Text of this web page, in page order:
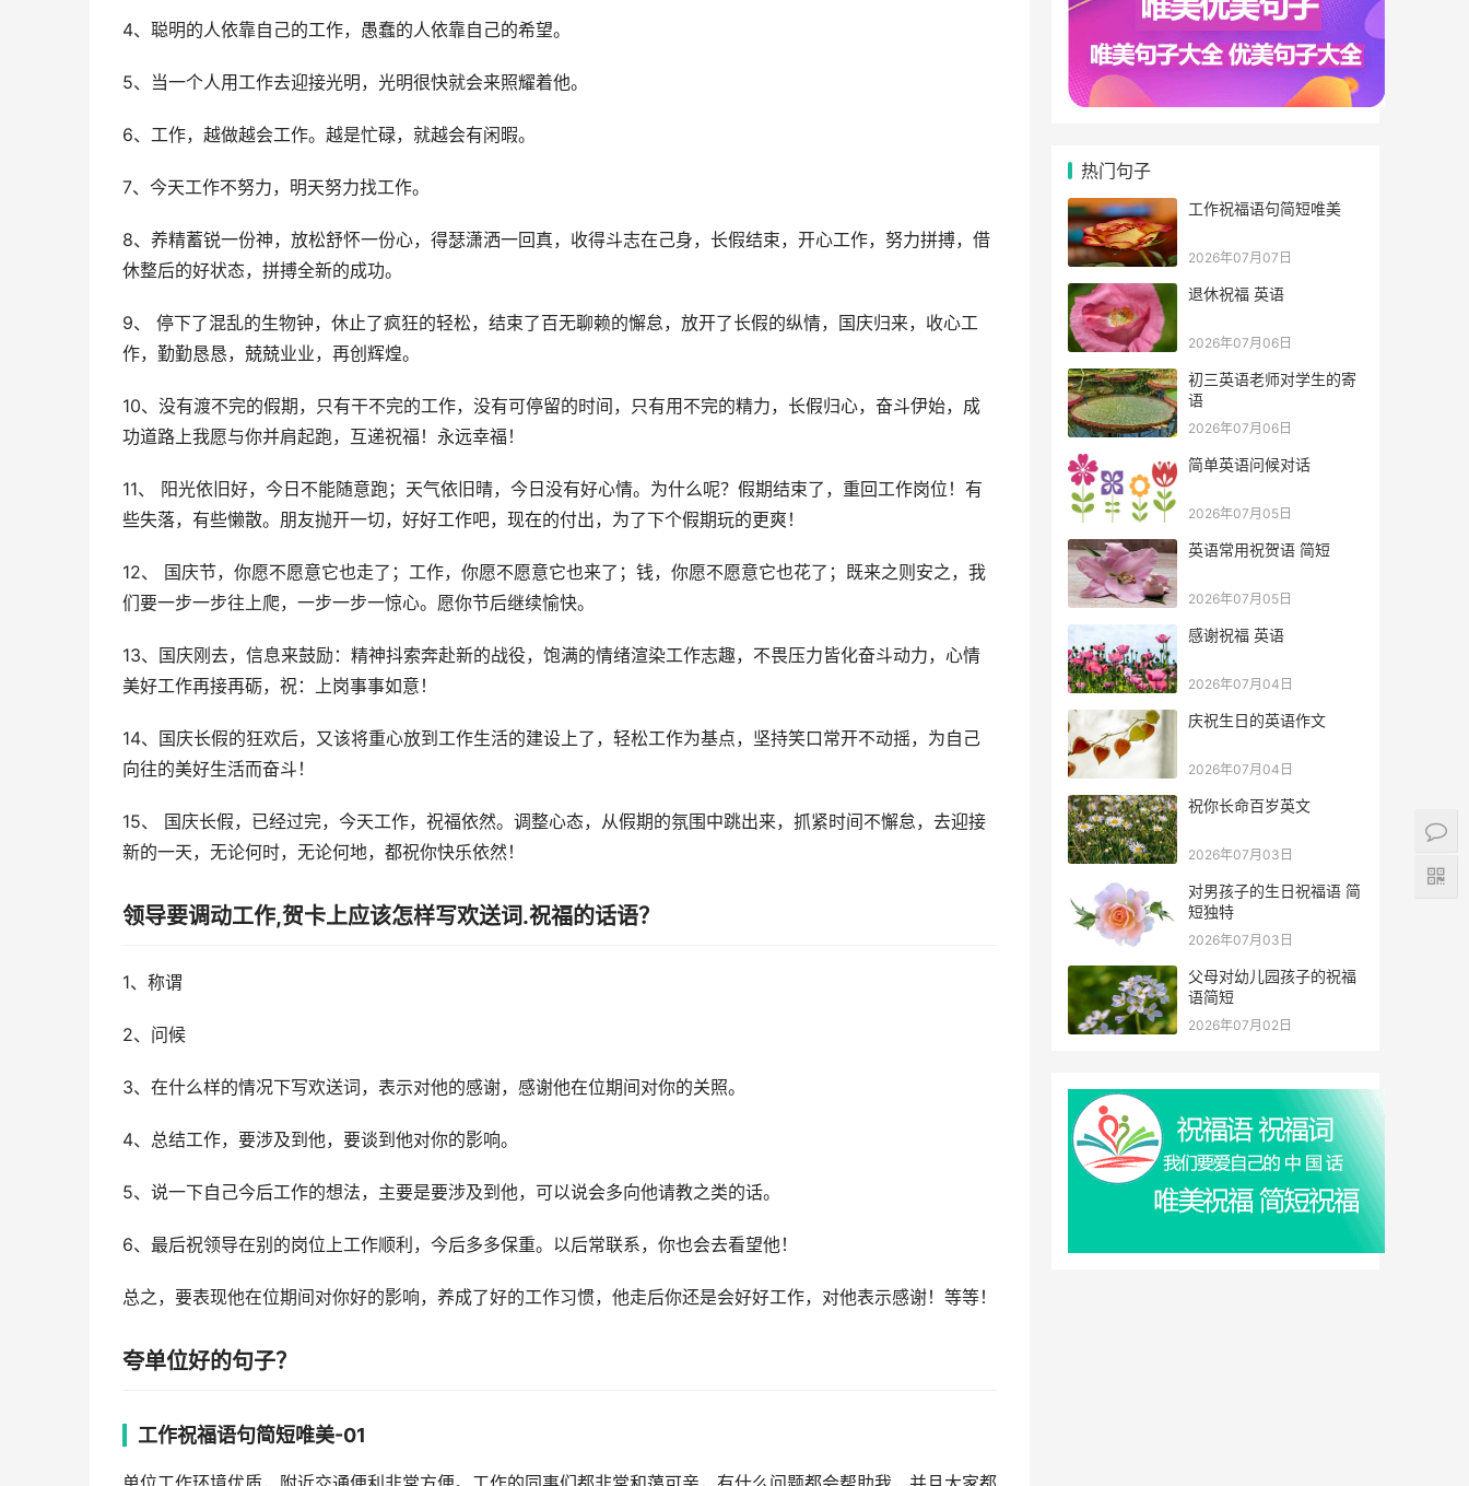
4、聪明的人依靠自己的工作，愚蠢的人依靠自己的希望。
5、当一个人用工作去迎接光明，光明很快就会来照耀着他。
6、工作，越做越会工作。越是忙碌，就越会有闲暇。
7、今天工作不努力，明天努力找工作。
8、养精蓄锐一份神，放松舒怀一份心，得瑟潇洒一回真，收得斗志在己身，长假结束，开心工作，努力拼搏，借
休整后的好状态，拼搏全新的成功。
9、 停下了混乱的生物钟，休止了疯狂的轻松，结束了百无聊赖的懈怠，放开了长假的纵情，国庆归来，收心工
作，勤勤恳恳，兢兢业业，再创辉煌。
10、没有渡不完的假期，只有干不完的工作，没有可停留的时间，只有用不完的精力，长假归心，奋斗伊始，成
功道路上我愿与你并肩起跑，互递祝福！永远幸福！
11、 阳光依旧好，今日不能随意跑；天气依旧晴，今日没有好心情。为什么呢？假期结束了，重回工作岗位！有
些失落，有些懒散。朋友抛开一切，好好工作吧，现在的付出，为了下个假期玩的更爽！
12、 国庆节，你愿不愿意它也走了；工作，你愿不愿意它也来了；钱，你愿不愿意它也花了；既来之则安之，我
们要一步一步往上爬，一步一步一惊心。愿你节后继续愉快。
13、国庆刚去，信息来鼓励：精神抖索奔赴新的战役，饱满的情绪渲染工作志趣，不畏压力皆化奋斗动力，心情
美好工作再接再砺，祝：上岗事事如意！
14、国庆长假的狂欢后，又该将重心放到工作生活的建设上了，轻松工作为基点，坚持笑口常开不动摇，为自己
向往的美好生活而奋斗！
15、 国庆长假，已经过完，今天工作，祝福依然。调整心态，从假期的氛围中跳出来，抓紧时间不懈怠，去迎接
新的一天，无论何时，无论何地，都祝你快乐依然！
领导要调动工作,贺卡上应该怎样写欢送词.祝福的话语？
1、称谓
2、问候
3、在什么样的情况下写欢送词，表示对他的感谢，感谢他在位期间对你的关照。
4、总结工作，要涉及到他，要谈到他对你的影响。
5、说一下自己今后工作的想法，主要是要涉及到他，可以说会多向他请教之类的话。
6、最后祝领导在别的岗位上工作顺利，今后多多保重。以后常联系，你也会去看望他！
总之，要表现他在位期间对你好的影响，养成了好的工作习惯，他走后你还是会好好工作，对他表示感谢！等等！
夸单位好的句子？
工作祝福语句简短唯美-01
热门句子
工作祝福语句简短唯美
2026年07月07日
退休祝福 英语
2026年07月06日
初三英语老师对学生的寄
语
2026年07月06日
简单英语问候对话
2026年07月05日
英语常用祝贺语 简短
2026年07月05日
感谢祝福 英语
2026年07月04日
庆祝生日的英语作文
2026年07月04日
祝你长命百岁英文
2026年07月03日
对男孩子的生日祝福语 简
短独特
2026年07月03日
父母对幼儿园孩子的祝福
语简短
2026年07月02日